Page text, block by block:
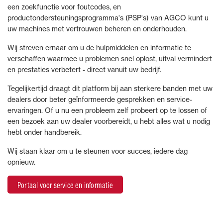
een zoekfunctie voor foutcodes, en
productondersteuningsprogramma's (PSP's) van AGCO kunt u
uw machines met vertrouwen beheren en onderhouden.
Wij streven ernaar om u de hulpmiddelen en informatie te
verschaffen waarmee u problemen snel oplost, uitval vermindert
en prestaties verbetert - direct vanuit uw bedrijf.
Tegelijkertijd draagt dit platform bij aan sterkere banden met uw
dealers door beter geïnformeerde gesprekken en service-
ervaringen. Of u nu een probleem zelf probeert op te lossen of
een bezoek aan uw dealer voorbereidt, u hebt alles wat u nodig
hebt onder handbereik.
Wij staan klaar om u te steunen voor succes, iedere dag
opnieuw.
Portaal voor service en informatie